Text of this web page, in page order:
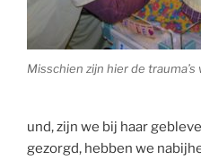
Misschien zijn hier de
und, zijn we bij haar
gezorgd, hebben we